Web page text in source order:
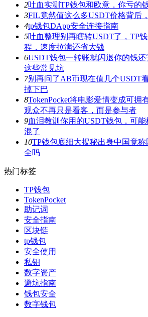
2吐血实测TP钱包和欧意，你亏的
3FIL竟然值这么多USDT价格背后
4tp钱包DApp安全连接指南
5吐血整理别再瞎转USDT了，TP
程，速度拉满还省大钱
6USDT钱包一转账就闪退你的钱
这些常见坑
7别再问了AB币现在值几个USDT
掉下巴
8TokenPocket将电影爱情变成可拥
观众不再只是看客，而是参与者
9血泪教训你用的USDT钱包，可
混了
10TP钱包底细大揭秘出身中国竟
全吗
热门标签
TP钱包
TokenPocket
助记词
安全指南
区块链
tp钱包
安全使用
私钥
数字资产
避坑指南
钱包安全
数字钱包